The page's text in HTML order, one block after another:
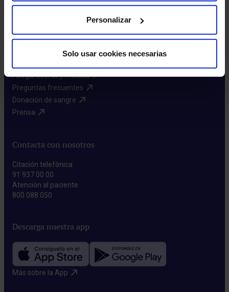
Personalizar
Solo usar cookies necesarias
Enlaces de interés
Aseguradoras y mutuas​
Preguntas frecuentes​
Donación de sangre​
Prensa​
Contacta con nosotros
Citación telefónica
91 937 00 00
Atención al paciente
800 088 050
Descarga nuestra app
Más sobre la App​